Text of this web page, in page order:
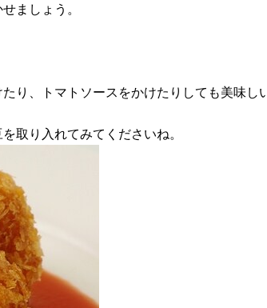
ましょう。
り、トマトソースをかけたりしても美味し
取り入れてみてくださいね。